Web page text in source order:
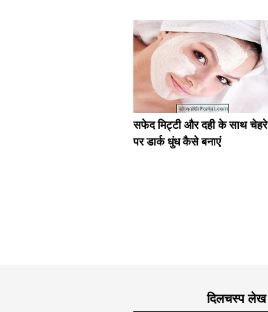
सफेद मिट्टी और दही के साथ चेहरे
पर डार्क धुंध कैसे बनाएं
दिलचस्प लेख